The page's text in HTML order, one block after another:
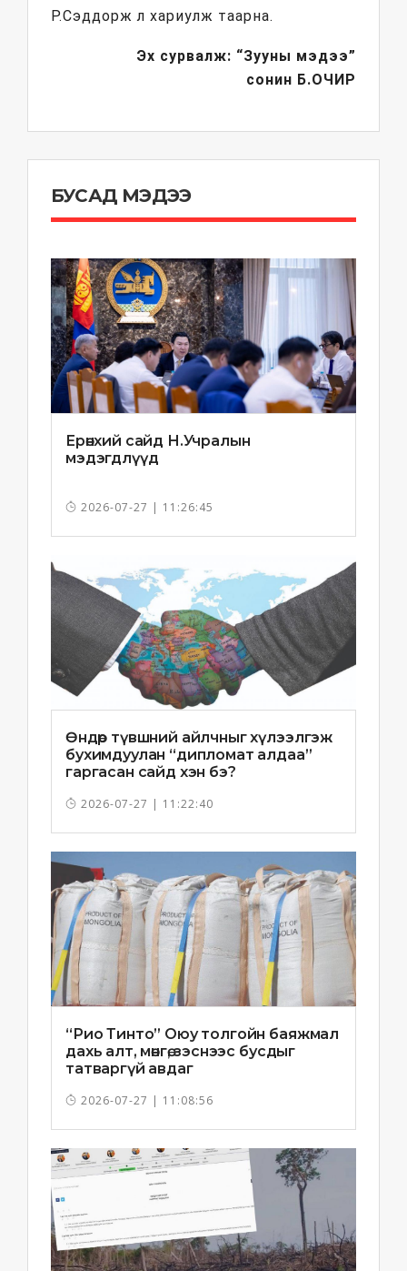
Р.Сэддорж л хариулж таарна.
Эх сурвалж: “Зууны мэдээ”
сонин Б.ОЧИР
БУСАД МЭДЭЭ
Ерөнхий сайд Н.Учралын
мэдэгдлүүд
2026-07-27 | 11:26:45
Өндөр түвшний айлчныг хүлээлгэж
бухимдуулан “дипломат алдаа”
гаргасан сайд хэн бэ?
2026-07-27 | 11:22:40
“Рио Тинто” Оюу толгойн баяжмал
дахь алт, мөнгө, зэснээс бусдыг
татваргүй авдаг
2026-07-27 | 11:08:56